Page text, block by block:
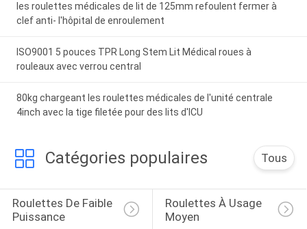
les roulettes médicales de lit de 125mm refoulent fermer à
clef anti- l'hôpital de enroulement
ISO9001 5 pouces TPR Long Stem Lit Médical roues à
rouleaux avec verrou central
80kg chargeant les roulettes médicales de l'unité centrale
4inch avec la tige filetée pour des lits d'ICU
Catégories populaires Tous
Roulettes De Faible
Puissance
Roulettes À Usage
Moyen